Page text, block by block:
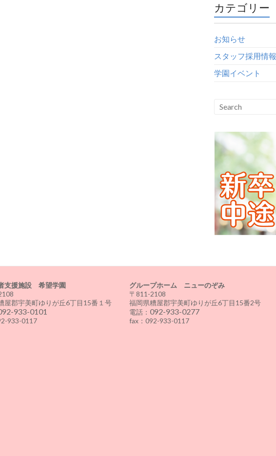
カテゴリー
お知らせ
スタッフ採用情報
学園イベント
支援施設 希望学園
屋郡宇美町ゆりが丘6丁目15番１号
933-0101
933-0117
グループホーム ニューのぞみ
〒811-2108
福岡県糟屋郡宇美町ゆりが丘6丁目15番2号
電話： 092-933-0277
fax：092-933-0117